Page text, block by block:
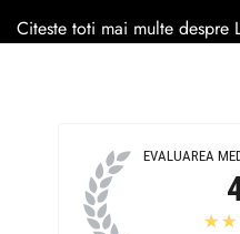
Citeste toti mai multe despre
EVALUAREA